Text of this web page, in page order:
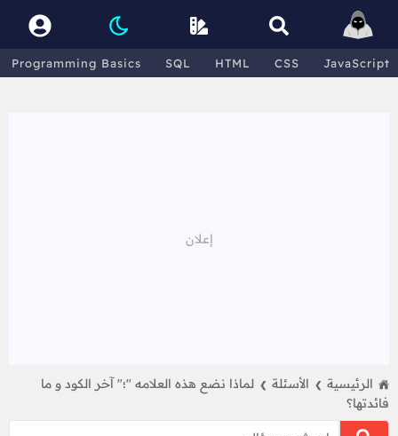
Programming Basics SQL HTML CSS JavaScript
الرئيسية ❯ الأسئلة ❯ لماذا نضع هذه العلامه "؛" آخر الكود و ما
فائدتها؟